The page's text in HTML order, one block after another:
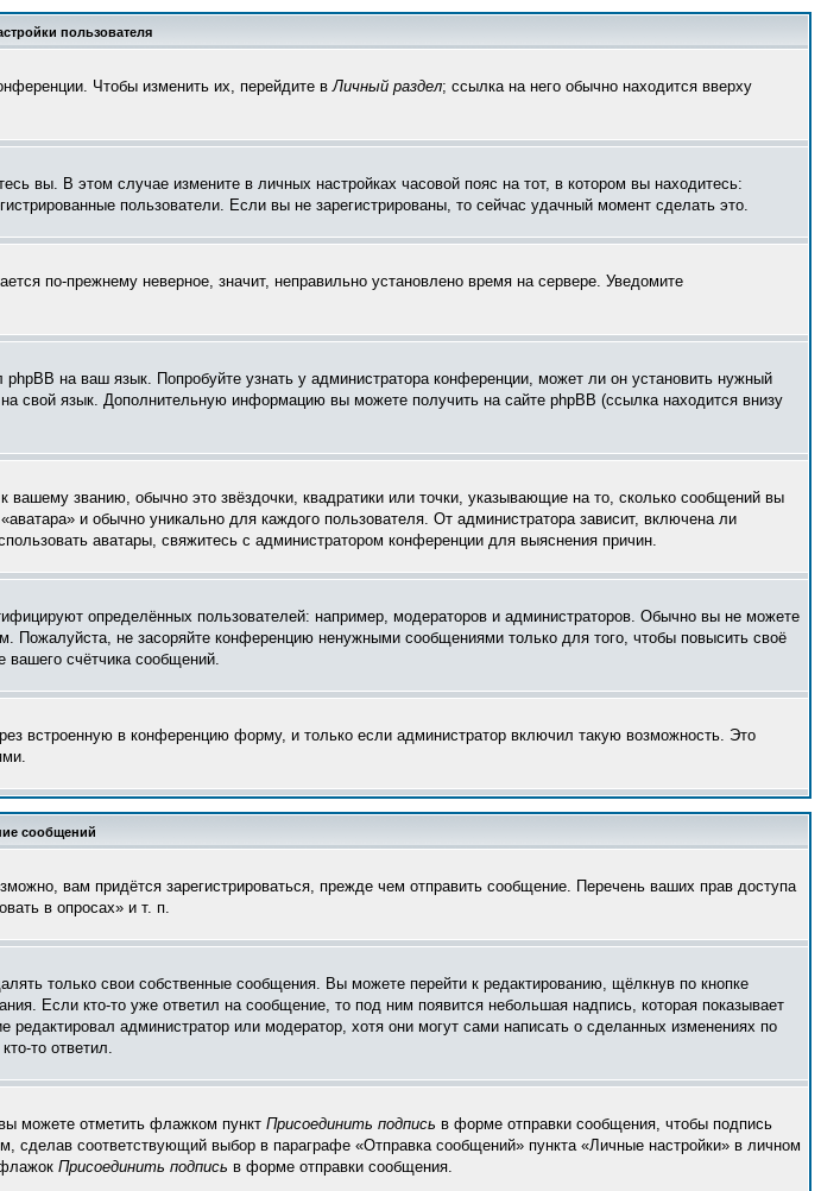
пользователя
Чтобы изменить их, перейдите вЛичный раздел; ссылка на него обычно находится вверху
вы. В этом случае измените в личных настройках часовой пояс на тот, в котором вы находитесь:
пользователи. Если вы не зарегистрированы, то сейчас удачный момент сделать это.
по-прежнему неверное, значит, неправильно установлено время на сервере. Уведомите
на ваш язык. Попробуйте узнать у администратора конференции, может ли он установить нужный
свой язык. Дополнительную информацию вы можете получить на сайте phpBB (ссылка находится внизу
званию, обычно это звёздочки, квадратики или точки, указывающие на то, сколько сообщений вы
и обычно уникально для каждого пользователя. От администратора зависит, включена ли
аватары, свяжитесь с администратором конференции для выяснения причин.
определённых пользователей: например, модераторов и администраторов. Обычно вы не можете
Пожалуйста, не засоряйте конференцию ненужными сообщениями только для того, чтобы повысить своё
вашего счётчика сообщений.
встроенную в конференцию форму, и только если администратор включил такую возможность. Это
сообщений
вам придётся зарегистрироваться, прежде чем отправить сообщение. Перечень ваших прав доступа
в опросах» и т. п.
только свои собственные сообщения. Вы можете перейти к редактированию, щёлкнув по кнопке
Если кто-то уже ответил на сообщение, то под ним появится небольшая надпись, которая показывает
администратор или модератор, хотя они могут сами написать о сделанных изменениях по
то ответил.
можете отметить флажком пункт Присоединить подпись в форме отправки сообщения, чтобы подпись
соответствующий выбор в параграфе «Отправка сообщений» пункта «Личные настройки» в личном
Присоединить подпись в форме отправки сообщения.